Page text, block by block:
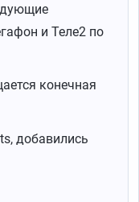
и Теле2 по
конечная
добавились